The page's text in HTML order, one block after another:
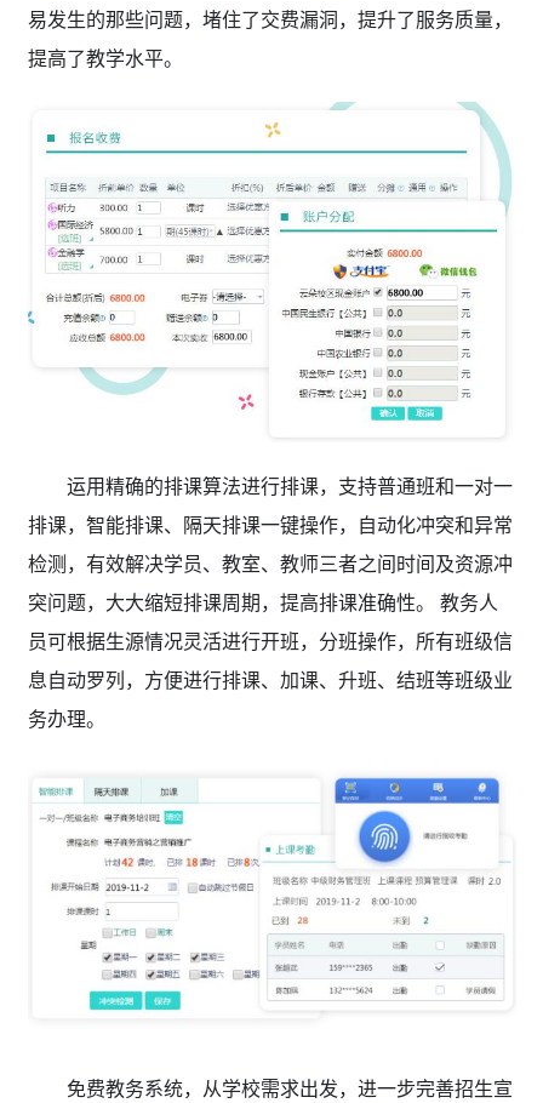
易发生的那些问题，堵住了交费漏洞，提升了服务质量，
提高了教学水平。
运用精确的排课算法进行排课，支持普通班和一对一
排课，智能排课、隔天排课一键操作，自动化冲突和异常
检测，有效解决学员、教室、教师三者之间时间及资源冲
突问题，大大缩短排课周期，提高排课准确性。 教务人
员可根据生源情况灵活进行开班，分班操作，所有班级信
息自动罗列，方便进行排课、加课、升班、结班等班级业
务办理。
免费教务系统，从学校需求出发，进一步完善招生宣